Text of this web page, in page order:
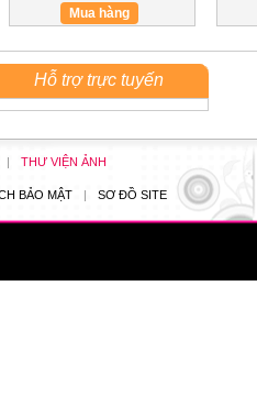
Mua hàng
Hỗ trợ trực tuyến
| THƯ VIỆN ẢNH
BẢO MẬT | SƠ ĐỒ SITE